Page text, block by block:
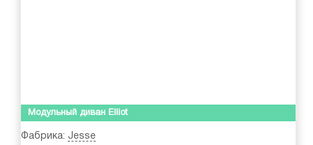
Модульный диван Elliot
Фабрика: Jesse